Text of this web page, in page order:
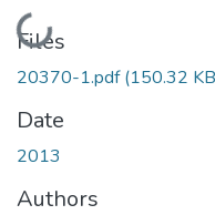
Loading...
Files
20370-1.pdf(150.32
Date
2013
Authors